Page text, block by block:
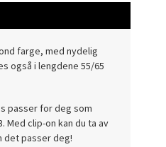
farge, med nydelig
også i lengdene 55/65
passer for deg som
Med clip-on kan du ta av
det passer deg!